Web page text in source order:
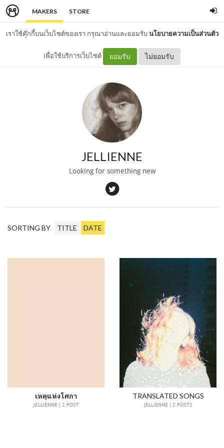
MAKERS STORE
เราใช้คุ๊กกี้บนเว็บไซต์ของเรา กรุณาอ่านและยอมรับนโยบายความเป็นส่วนตัว
เพื่อใช้บริการเว็บไซต์ ยอมรับ ไม่ยอมรับ
JELLIENNE
Looking for something new
SORTING BY TITLE DATE
เหตุแห่งโศกา
JELLIENNE | 1 POST
TRANSLATED SONGS
JELLIENNE | 2 POSTS